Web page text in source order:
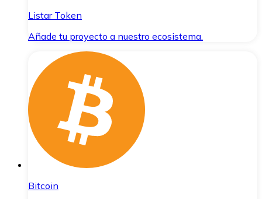
Listar Token
Añade tu proyecto a nuestro ecosistema.
Bitcoin